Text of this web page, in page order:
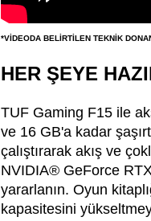
*VİDEODA BELİRTİLEN TEKNİK
HER ŞEYE
TUF Gaming F15 ile
ve 16 GB'a kadar
çalıştırarak akış ve
NVIDIA® GeForce
yararlanın. Oyun
kapasitesini